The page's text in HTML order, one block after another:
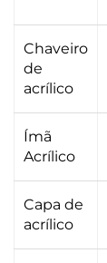
Chaveiro
de
acrílico
Ímã
Acrílico
Capa de
acrílico